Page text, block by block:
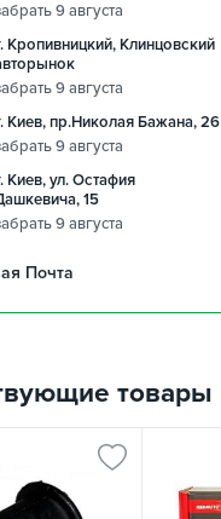
9 августа
Кропивницкий, Клинцовский
9 августа
Киев, пр.Николая Бажана, 26
9 августа
Киев, ул. Остафия
15
9 августа
Почта
товары